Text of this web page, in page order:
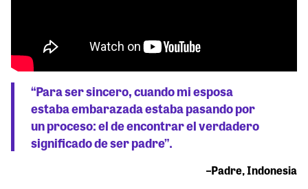
“Para ser sincero, cuando mi esposa
estaba embarazada estaba pasando por
un proceso: el de encontrar el verdadero
significado de ser padre”.
–Padre, Indonesia